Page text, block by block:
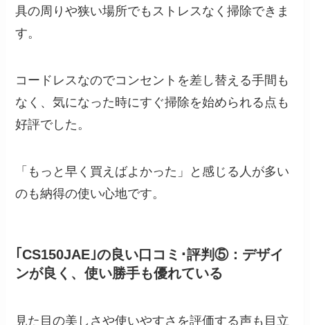
具の周りや狭い場所でもストレスなく掃除できま
す。
コードレスなのでコンセントを差し替える手間も
なく、気になった時にすぐ掃除を始められる点も
好評でした。
「もっと早く買えばよかった」と感じる人が多い
のも納得の使い心地です。
｢CS150JAE｣の良い口コミ･評判⑤：デザイ
ンが良く、使い勝手も優れている
見た目の美しさや使いやすさを評価する声も目立